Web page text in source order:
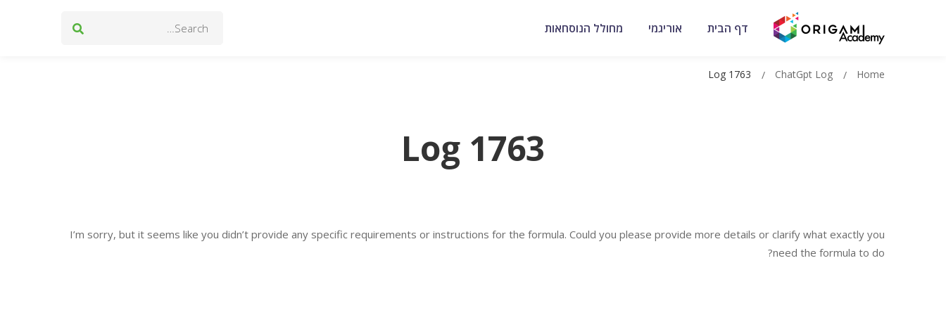
דף הבית אוריגמי מחולל הנוסחאות
Log 1763
Home
ChatGpt Log
Log 1763
I’m sorry, but it seems like you didn’t provide any specific requirements or instructions for the formula. Could you please provide more details or clarify what exactly you
need the formula to do?